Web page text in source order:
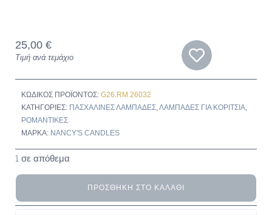
25,00 €
Τιμή ανά τεμάχιο
ΚΩΔΙΚΌΣ ΠΡΟΪΌΝΤΟΣ: G26.RM.26032
ΚΑΤΗΓΟΡΊΕΣ: ΠΑΣΧΑΛΙΝΈΣ ΛΑΜΠΆΔΕΣ,ΛΑΜΠΆΔΕΣ ΓΙΑ ΚΟΡΙΤΣΙΑ,
ΡΟΜΑΝΤΙΚΈΣ
ΜΆΡΚΑ: NANCY'S CANDLES
1 σε απόθεμα
ΠΡΟΣΘΉΚΗ ΣΤΟ ΚΑΛΆΘΙ